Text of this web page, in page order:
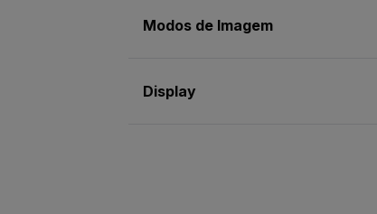
Modos de Imagem
Display